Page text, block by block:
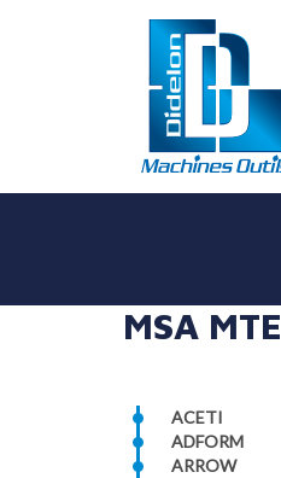
MSA MTE
ACETI
ADFORM
ARROW